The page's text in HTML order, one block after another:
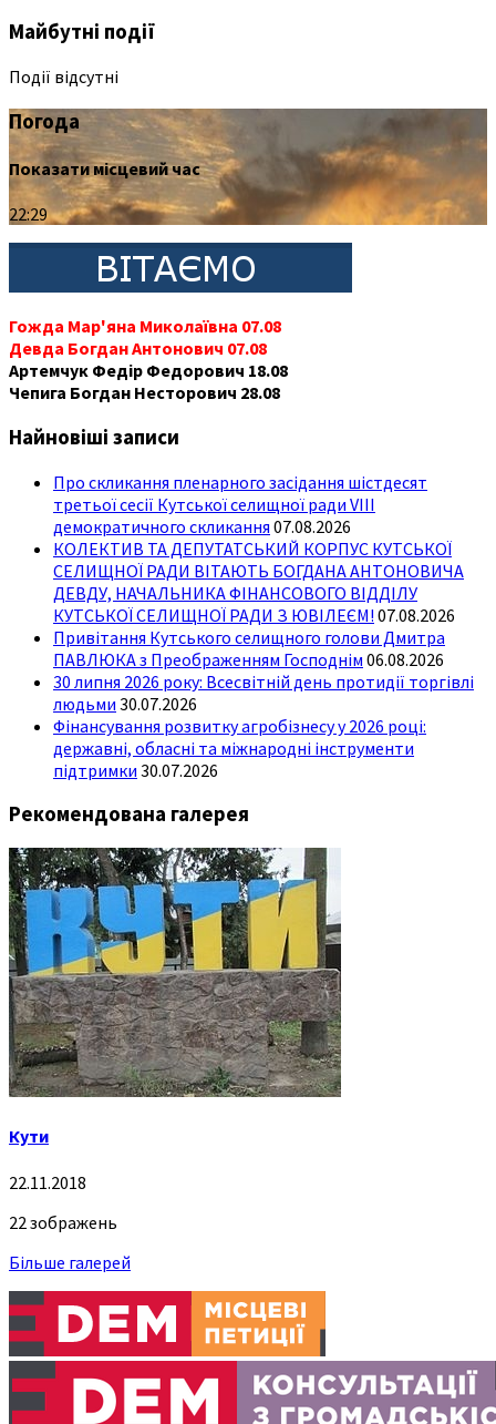
Майбутні події
Події відсутні
Погода
Показати місцевий час
22:29
Гожда Мар'яна Миколаївна 07.08
Девда Богдан Антонович 07.08
Артемчук Федір Федорович 18.08
Чепига Богдан Несторович 28.08
Найновіші записи
Про скликання пленарного засідання шістдесят
третьої сесії Кутської селищної ради VIII
демократичного скликання 07.08.2026
КОЛЕКТИВ ТА ДЕПУТАТСЬКИЙ КОРПУС КУТСЬКОЇ
СЕЛИЩНОЇ РАДИ ВІТАЮТЬ БОГДАНА АНТОНОВИЧА
ДЕВДУ, НАЧАЛЬНИКА ФІНАНСОВОГО ВІДДІЛУ
КУТСЬКОЇ СЕЛИЩНОЇ РАДИ З ЮВІЛЕЄМ! 07.08.2026
Привітання Кутського селищного голови Дмитра
ПАВЛЮКА з Преображенням Господнім 06.08.2026
30 липня 2026 року: Всесвітній день протидії торгівлі
людьми 30.07.2026
Фінансування розвитку агробізнесу у 2026 році:
державні, обласні та міжнародні інструменти
підтримки 30.07.2026
Рекомендована галерея
Кути
22.11.2018
22 зображень
Більше галерей